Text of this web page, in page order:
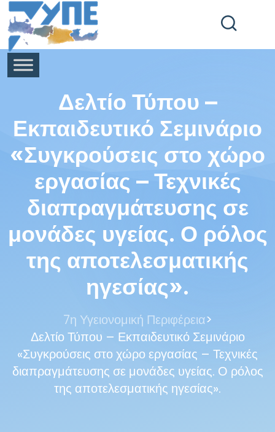
End Header Section -->
Δελτίο Τύπου –
Εκπαιδευτικό Σεμινάριο
«Συγκρούσεις στο χώρο
εργασίας – Τεχνικές
διαπραγμάτευσης σε
μονάδες υγείας. Ο ρόλος
της αποτελεσματικής
ηγεσίας».
7η Υγειονομική Περιφέρεια>
Δελτίο Τύπου – Εκπαιδευτικό Σεμινάριο
«Συγκρούσεις στο χώρο εργασίας – Τεχνικές
διαπραγμάτευσης σε μονάδες υγείας. Ο ρόλος
της αποτελεσματικής ηγεσίας».